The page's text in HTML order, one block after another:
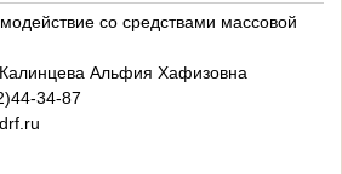
со средствами массовой
Калинцева Альфия Хафизовна
34-87